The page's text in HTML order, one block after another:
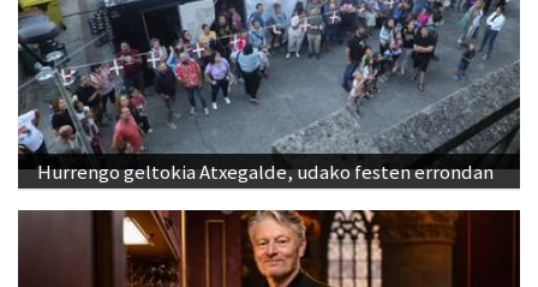
Hurrengo geltokia Atxegalde, udako festen errondan